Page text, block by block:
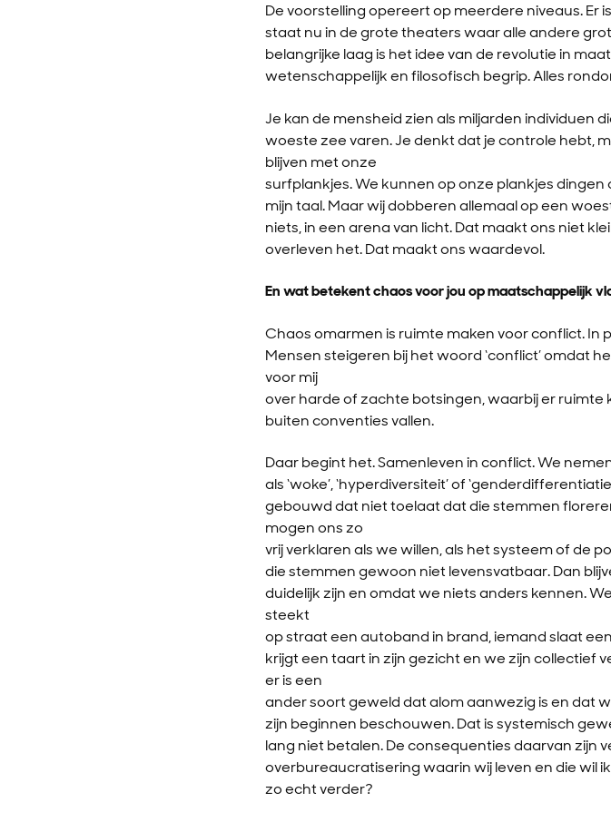
De voorstelling opereert op meerdere niveaus. Er
staat nu in de grote theaters waar alle andere
belangrijke laag is het idee van de revolutie in
wetenschappelijk en filosofisch begrip. Alles
Je kan de mensheid zien als miljarden individuen
woeste zee varen. Je denkt dat je controle hebt,
blijven met onze
surfplankjes. We kunnen op onze plankjes dingen
mijn taal. Maar wij dobberen allemaal op een
niets, in een arena van licht. Dat maakt ons niet
overleven het. Dat maakt ons waardevol.
En wat betekent chaos voor jou op maatschappelijk
Chaos omarmen is ruimte maken voor conflict. In
Mensen steigeren bij het woord ‘conflict’ omdat
voor mij
over harde of zachte botsingen, waarbij er
buiten conventies vallen.
Daar begint het. Samenleven in conflict. We
als ‘woke’, ‘hyperdiversiteit’ of
gebouwd dat niet toelaat dat die stemmen
mogen ons zo
vrij verklaren als we willen, als het systeem of de
die stemmen gewoon niet levensvatbaar. Dan
duidelijk zijn en omdat we niets anders kennen.
steekt
op straat een autoband in brand, iemand slaat
krijgt een taart in zijn gezicht en we zijn collectief
er is een
ander soort geweld dat alom aanwezig is en dat
zijn beginnen beschouwen. Dat is systemisch
lang niet betalen. De consequenties daarvan zijn
overbureaucratisering waarin wij leven en die wil
zo echt verder?